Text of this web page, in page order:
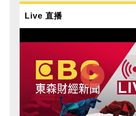
Live 直播